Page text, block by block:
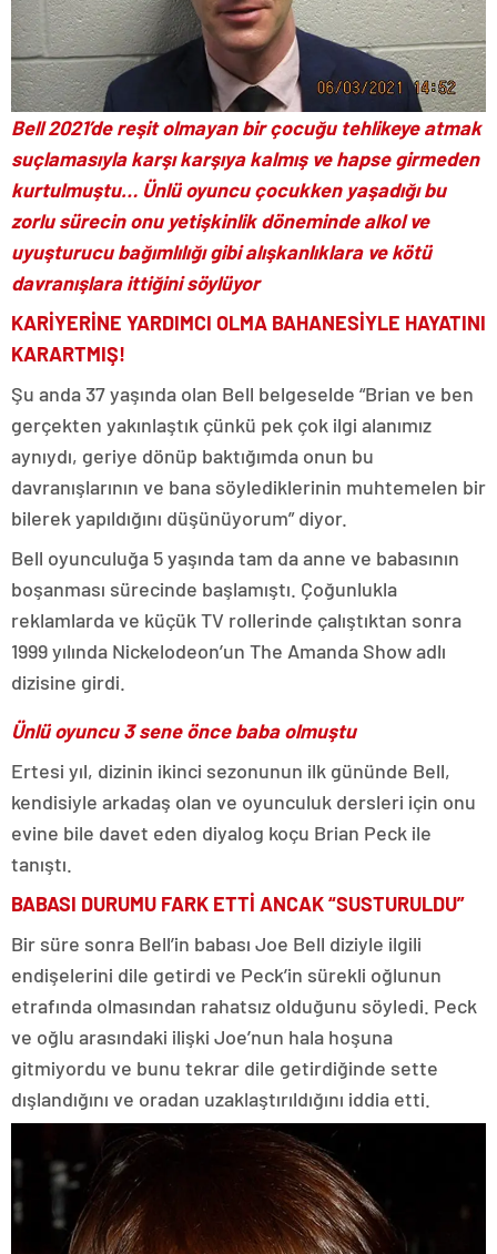
Bell 2021’de reşit olmayan bir çocuğu tehlikeye atmak
suçlamasıyla karşı karşıya kalmış ve hapse girmeden
kurtulmuştu… Ünlü oyuncu çocukken yaşadığı bu
zorlu sürecin onu yetişkinlik döneminde alkol ve
uyuşturucu bağımlılığı gibi alışkanlıklara ve kötü
davranışlara ittiğini söylüyor
KARİYERİNE YARDIMCI OLMA BAHANESİYLE HAYATINI
KARARTMIŞ!
Şu anda 37 yaşında olan Bell belgeselde “Brian ve ben
gerçekten yakınlaştık çünkü pek çok ilgi alanımız
aynıydı, geriye dönüp baktığımda onun bu
davranışlarının ve bana söylediklerinin muhtemelen bir
bilerek yapıldığını düşünüyorum” diyor.
Bell oyunculuğa 5 yaşında tam da anne ve babasının
boşanması sürecinde başlamıştı. Çoğunlukla
reklamlarda ve küçük TV rollerinde çalıştıktan sonra
1999 yılında Nickelodeon’un The Amanda Show adlı
dizisine girdi.
Ünlü oyuncu 3 sene önce baba olmuştu
Ertesi yıl, dizinin ikinci sezonunun ilk gününde Bell,
kendisiyle arkadaş olan ve oyunculuk dersleri için onu